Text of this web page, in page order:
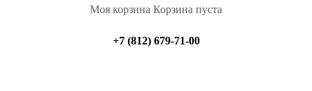
Моя корзина Корзина пуста
+7 (812) 679-71-00